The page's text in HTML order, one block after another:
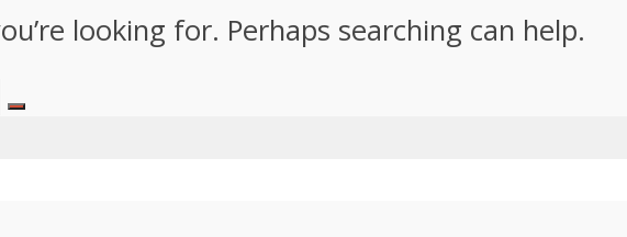
looking for. Perhaps searching can help.